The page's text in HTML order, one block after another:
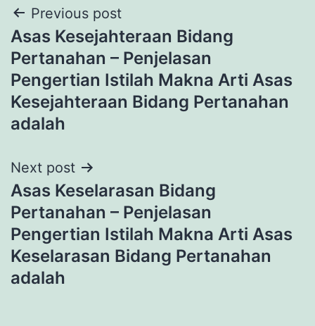
Post
navigation
Previous post
Asas Kesejahteraan Bidang
Pertanahan – Penjelasan
Pengertian Istilah Makna Arti Asas
Kesejahteraan Bidang Pertanahan
adalah
Next post
Asas Keselarasan Bidang
Pertanahan – Penjelasan
Pengertian Istilah Makna Arti Asas
Keselarasan Bidang Pertanahan
adalah